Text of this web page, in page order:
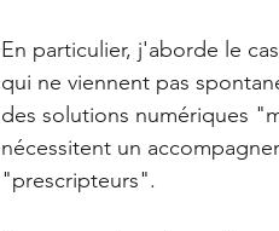
En particulier, j'aborde le
qui ne viennent pas
des solutions numériques
nécessitent un
"prescripteurs".